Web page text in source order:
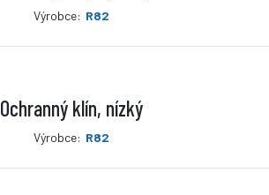
Výrobce: R82
Ochranný klín, nízký
Výrobce: R82